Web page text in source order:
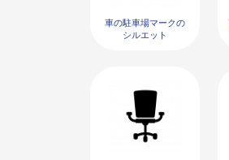
車の駐車場マークの
シルエット